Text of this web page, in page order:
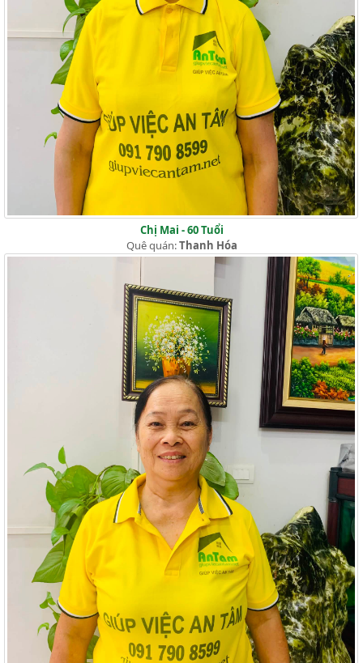
Chị Mai - 60 Tuổi
Quê quán:Thanh Hóa